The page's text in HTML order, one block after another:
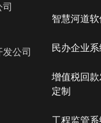
司
公司
智慧河道
民办企业
增值税回
定制
工程监管